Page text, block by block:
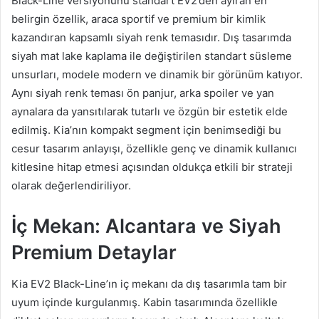
belirgin özellik, araca sportif ve premium bir kimlik
kazandıran kapsamlı siyah renk temasıdır. Dış tasarımda
siyah mat lake kaplama ile değiştirilen standart süsleme
unsurları, modele modern ve dinamik bir görünüm katıyor.
Aynı siyah renk teması ön panjur, arka spoiler ve yan
aynalara da yansıtılarak tutarlı ve özgün bir estetik elde
edilmiş. Kia’nın kompakt segment için benimsediği bu
cesur tasarım anlayışı, özellikle genç ve dinamik kullanıcı
kitlesine hitap etmesi açısından oldukça etkili bir strateji
olarak değerlendiriliyor.
İç Mekan: Alcantara ve Siyah
Premium Detaylar
Kia EV2 Black-Line’ın iç mekanı da dış tasarımla tam bir
uyum içinde kurgulanmış. Kabin tasarımında özellikle